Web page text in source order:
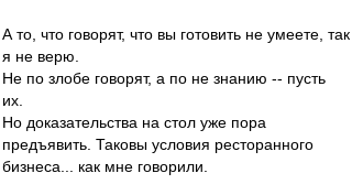
А то, что говорят, что вы готовить не умеете, так
я не верю.
Не по злобе говорят, а по не знанию -- пусть
их.
Но доказательства на стол уже пора
предъявить. Таковы условия ресторанного
бизнеса... как мне говорили.